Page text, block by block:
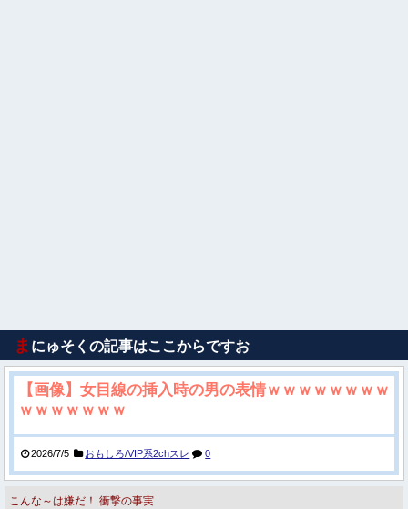
ま にゅそくの記事はここからですお
【画像】女目線の挿入時の男の表情ｗｗｗｗｗｗｗｗ
ｗｗｗｗｗｗｗ
2026/7/5 おもしろ/VIP系2chスレ 0
こんな～は嫌だ！ 衝撃の事実